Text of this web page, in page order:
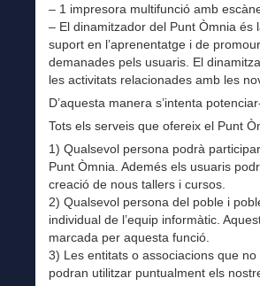
– 1 impresora multifunció amb
– El dinamitzador del Punt Òmnia
suport en l’aprenentatge i de
demanades pels usuaris. El
les activitats relacionades amb les
D’aquesta manera s’intenta
Tots els serveis que ofereix el Punt
1) Qualsevol persona podrà
Punt Òmnia. Ademés els usuaris
creació de nous tallers i cursos.
2) Qualsevol persona del poble i
individual de l’equip informàtic.
marcada per aquesta funció.
3) Les entitats o associacions que
podran utilitzar puntualment els